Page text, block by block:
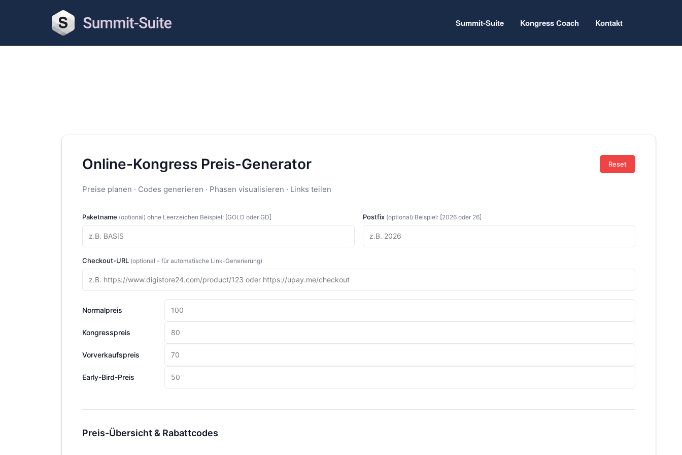
Summit-Suite Kongress Coach Kontakt
Online-Kongress Preis-Generator Reset
Preise planen · Codes generieren · Phasen visualisieren · Links teilen
Paketname (optional) ohne Leerzeichen Beispiel: [GOLD oder GD] Postfix (optional) Beispiel: [2026 oder 26]
Checkout-URL (optional - für automatische Link-Generierung)
Normalpreis
Kongresspreis
Vorverkaufspreis
Early-Bird-Preis
Preis-Übersicht & Rabattcodes